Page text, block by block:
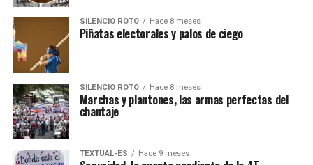
SILENCIO ROTO Hace 8 meses
Piñatas electorales y palos de ciego
SILENCIO ROTO Hace 8 meses
Marchas y plantones, las armas perfectas del
chantaje
TEXTUAL-ES Hace 9 meses